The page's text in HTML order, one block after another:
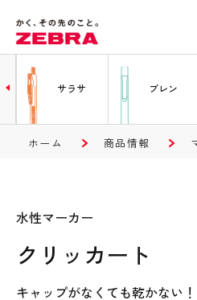
サラサ ブレン
ホーム 商品情報
水性マーカー
クリッカート
キャップがなくても乾かない！